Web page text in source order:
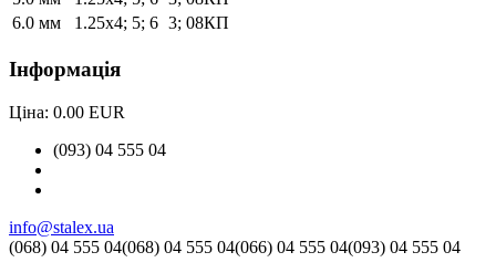
6.0 мм
1.25х4; 5; 6 3; 08КП
Інформація
Ціна: 0.00 EUR
(093) 04 555 04
info@stalex.ua
(068) 04 555 04(068) 04 555 04(066) 04 555 04(093) 04 555 04